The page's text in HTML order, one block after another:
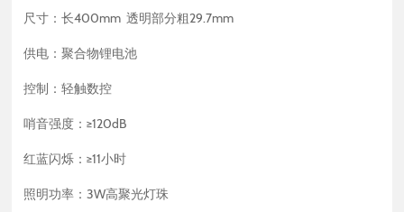
尺寸：长400mm 透明部分粗29.7mm
供电：聚合物锂电池
控制：轻触数控
哨音强度：≥120dB
红蓝闪烁：≥11小时
照明功率：3W高聚光灯珠